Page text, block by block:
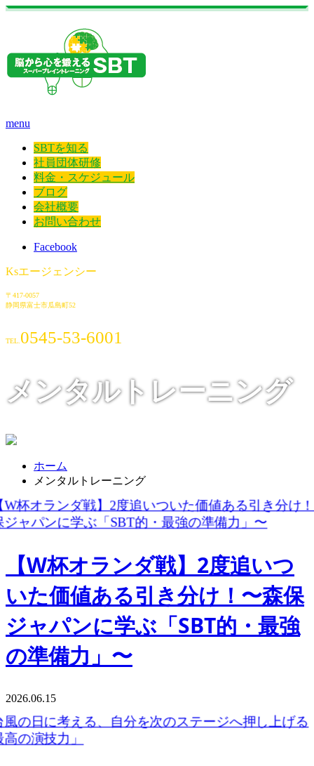
menu
SBTを知る
社員団体研修
料金・スケジュール
ブログ
会社概要
お問い合わせ
Facebook
Ksエージェンシー
〒417-0057
静岡県富士市瓜島町52
TEL. 0545-53-6001
メンタルトレーニング
ホーム
メンタルトレーニング
【W杯オランダ戦】2度追いつ
いた価値ある引き分け！〜森保
ジャパンに学ぶ「SBT的・最強
の準備力」〜
2026.06.15